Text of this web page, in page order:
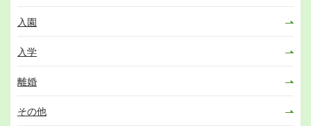
入園
入学
離婚
その他